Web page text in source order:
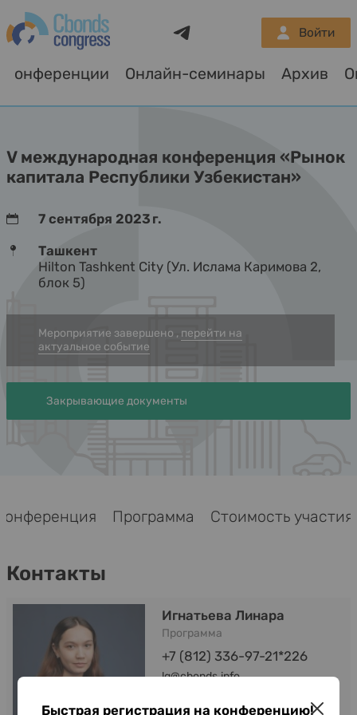
Конференции Онлайн-семинары Архив
Войти
V международная конференция «Рынок
капитала Республики Узбекистан»
7 сентября 2023 г.
Ташкент
Hilton Tashkent City (Ул. Ислама Каримова 2,
блок 5)
Мероприятие завершено , перейти на
актуальное событие
Закрывающие документы
Программа Стоимость участия
Контакты
Игнатьева Линара
Программа
+7 (812) 336-97-21*226
lg@cbonds.info
Быстрая регистрация на конференцию!